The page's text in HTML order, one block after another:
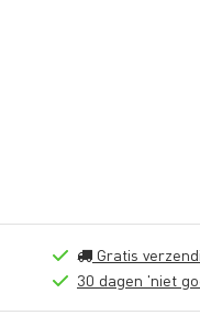
Gratis
30 dagen 'niet